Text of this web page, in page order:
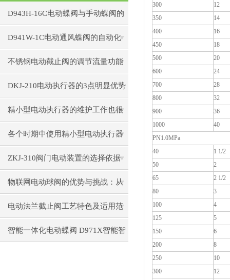
D943H-16C电动蝶阀与手动蝶阀的
比较
D941W-1C电动通风蝶阀的自动化
控制技术
不锈钢电动截止阀的调节流量功能
解析
DKJ-210电动执行器的3点明显优势
精小型电动执行器的维护工作也很
重要！
各个时期中使用精小型电动执行器
出现的小状况
ZKJ-310阀门电动装置的选择依据
物联网电动球阀的优势与挑战：从
设计到应用
电动法兰截止阀工艺特色及适用范
围
智能一体化电动蝶阀 D971X智能智
300
12
350
14
400
16
450
18
500
20
600
24
700
28
800
32
900
36
1000
40
PN1.0MPa
40
1 1/2
50
2
65
2 1/2
80
3
100
4
125
5
150
6
200
8
250
10
300
12